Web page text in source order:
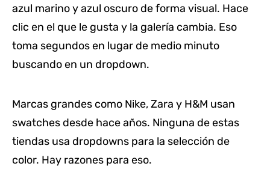
azul marino y azul oscuro de forma visual. Hace
clic en el que le gusta y la galería cambia. Eso
toma segundos en lugar de medio minuto
buscando en un dropdown.
Marcas grandes como Nike, Zara y H&M usan
swatches desde hace años. Ninguna de estas
tiendas usa dropdowns para la selección de
color. Hay razones para eso.